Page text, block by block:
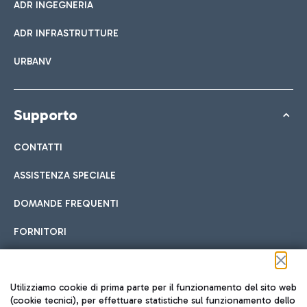
ADR INGEGNERIA
ADR INFRASTRUTTURE
URBANV
Supporto
CONTATTI
ASSISTENZA SPECIALE
DOMANDE FREQUENTI
FORNITORI
Seguici sui social
Utilizziamo cookie di prima parte per il funzionamento del sito web
(cookie tecnici), per effettuare statistiche sul funzionamento dello